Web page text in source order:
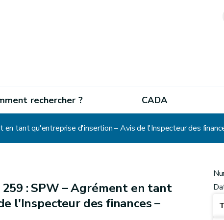
rechercher ? CADA
tant qu'entreprise d'insertion – Avis de l'Inspecteur des
259 : SPW – Agrément en tant
l'Inspecteur des finances –